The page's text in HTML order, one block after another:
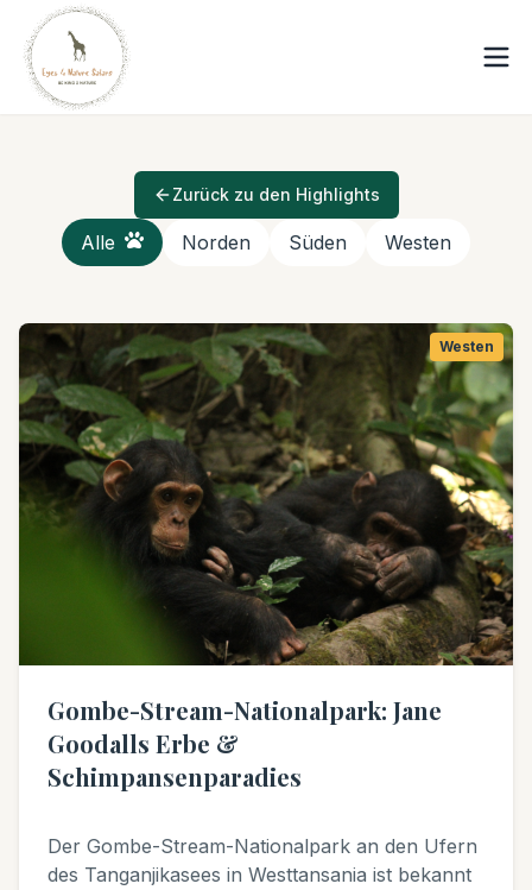
Zurück zu den Highlights
Alle Norden Süden Westen
Westen
Gombe-Stream-Nationalpark: Jane
Goodalls Erbe &
Schimpansenparadies
Der Gombe-Stream-Nationalpark an den Ufern
des Tanganjikasees in Westtansania ist bekannt